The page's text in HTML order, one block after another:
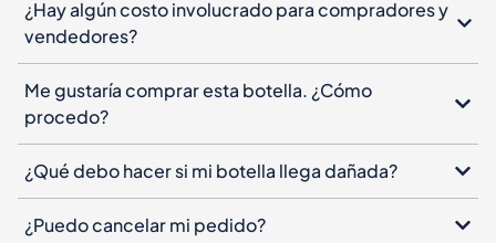
¿Hay algún costo involucrado para compradores y
vendedores?
Me gustaría comprar esta botella. ¿Cómo
procedo?
¿Qué debo hacer si mi botella llega dañada?
¿Puedo cancelar mi pedido?